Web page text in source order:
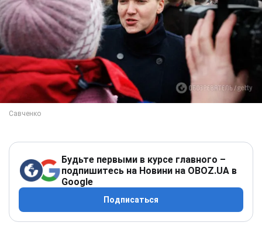
Будьте первыми в курсе главного –
подпишитесь на Новини на OBOZ.UA в
Google
Подписаться